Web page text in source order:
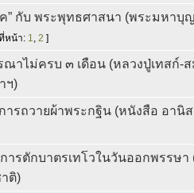
” กับ พระพุทธศาสนา (พระมหา
หน้า: 1, 2 ]
ณาไม่ครบ ๓ เดือน (หลวงปู่เทสก์-ส
ฯ)
ารถวายผ้าพระกฐิน (หนังสือ อานิ
ารตักบาตรเทโวในวันออกพรรษา
ติ)